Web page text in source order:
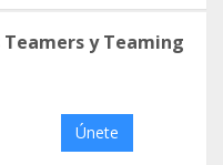
y Teaming
Únete